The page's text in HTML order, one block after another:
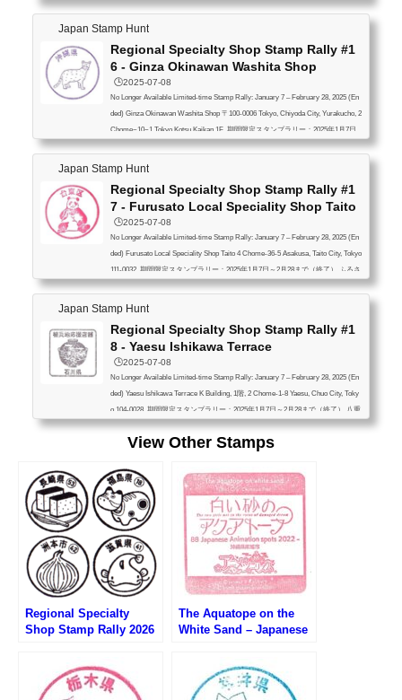
月28まで（終了） ひろしまブランドショップTAU 〒104-0061 東京都中央区銀
Japan Stamp Hunt
Regional Specialty Shop Stamp Rally #1
6 - Ginza Okinawan Washita Shop
🕒️2025-07-08
No Longer Available Limited-time Stamp Rally: January 7 – February 28, 2025 (En
ded) Ginza Okinawan Washita Shop 〒100-0006 Tokyo, Chiyoda City, Yurakucho, 2
Chome−10−1 Tokyo Kotsu Kaikan 1F 期間限定スタンプラリー：2025年1月7日
～2月28まで（終了） 銀座わしたショップ本店 〒100-0006 東京都千代田区有
Japan Stamp Hunt
Regional Specialty Shop Stamp Rally #1
7 - Furusato Local Speciality Shop Taito
🕒️2025-07-08
No Longer Available Limited-time Stamp Rally: January 7 – February 28, 2025 (En
ded) Furusato Local Speciality Shop Taito 4 Chome-36-5 Asakusa, Taito City, Tokyo
111-0032 期間限定スタンプラリー：2025年1月7日～2月28まで（終了） ふるさ
と交流ショップ台東 〒111-0032 東京都台東区浅草４丁目３６−５
Japan Stamp Hunt
Regional Specialty Shop Stamp Rally #1
8 - Yaesu Ishikawa Terrace
🕒️2025-07-08
No Longer Available Limited-time Stamp Rally: January 7 – February 28, 2025 (En
ded) Yaesu Ishikawa Terrace K Building, 1階, 2 Chome-1-8 Yaesu, Chuo City, Toky
o 104-0028 期間限定スタンプラリー：2025年1月7日～2月28まで（終了） 八重
洲いしかわテラス 〒104-0028 東京都中央区八重洲２丁目１−８ Kビル 1階
View Other Stamps
Regional Specialty
Shop Stamp Rally 2026
The Aquatope on the
White Sand – Japanese
アニメ聖地88)